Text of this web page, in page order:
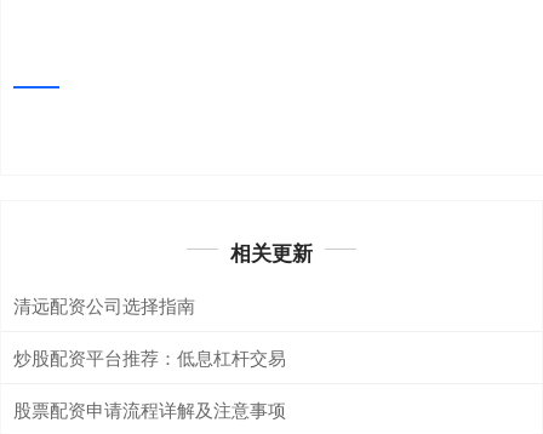
相关更新
清远配资公司选择指南
炒股配资平台推荐：低息杠杆交易
股票配资申请流程详解及注意事项